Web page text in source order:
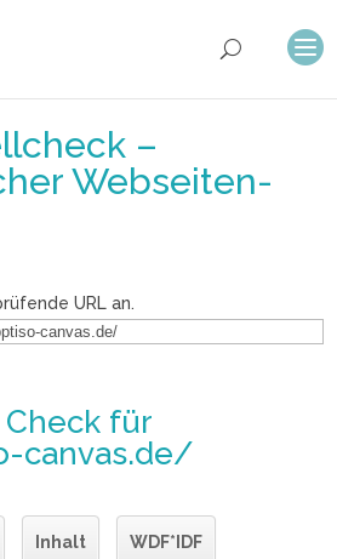
–
Webseiten-
URL an.
Checkfür
canvas.de/
Inhalt WDF*IDF